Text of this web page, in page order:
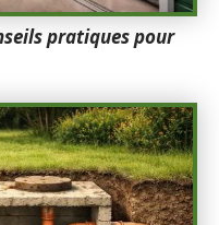
pratiques pour